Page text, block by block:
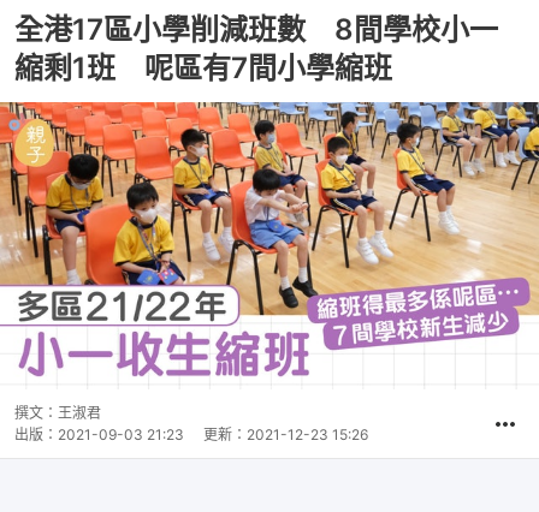
全港17區小學削減班數 8間學校小一
縮剩1班 呢區有7間小學縮班
撰文： 王淑君
出版： 2021-09-03 21:23 更新： 2021-12-23 15:26